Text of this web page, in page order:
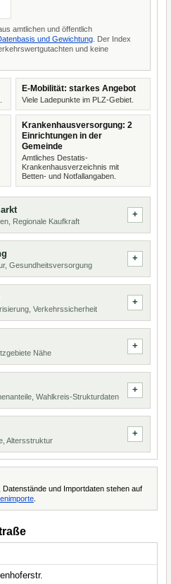
amtlichen und öffentlich
und Gewichtung . Der Index
und keine
E-Mobilität: starkes Angebot
Viele Ladepunkte im PLZ-Gebiet.
Krankenhausversorgung: 2
Einrichtungen in der
Gemeinde
Amtliches Destatis-
Krankenhausverzeichnis mit
Betten- und Notfallangaben.
Regionale Kaufkraft
Gesundheitsversorgung
Verkehrssicherheit
Nähe
Wahlkreis-Strukturdaten
Altersstruktur
und Importdaten stehen auf